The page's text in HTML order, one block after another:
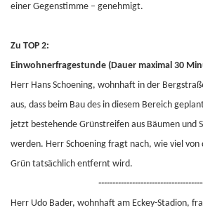
einer Gegenstimme – genehmigt.
Zu TOP 2:
Einwohnerfragestunde (Dauer maximal 30
Herr Hans Schoening, wohnhaft in der
aus, dass beim Bau des in diesem Bereich
jetzt bestehende Grünstreifen aus Bäumen und
werden. Herr Schoening fragt nach, wie viel
Grün tatsächlich entfernt wird.
Herr Udo Bader, wohnhaft am Eckey-Stadion,